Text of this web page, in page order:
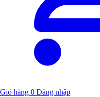
Giỏ hàng 0 Đăng nhập